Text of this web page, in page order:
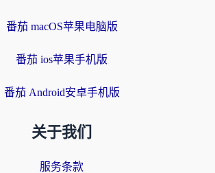
番茄 macOS苹果电脑版
番茄 ios苹果手机版
番茄 Android安卓手机版
关于我们
服务条款